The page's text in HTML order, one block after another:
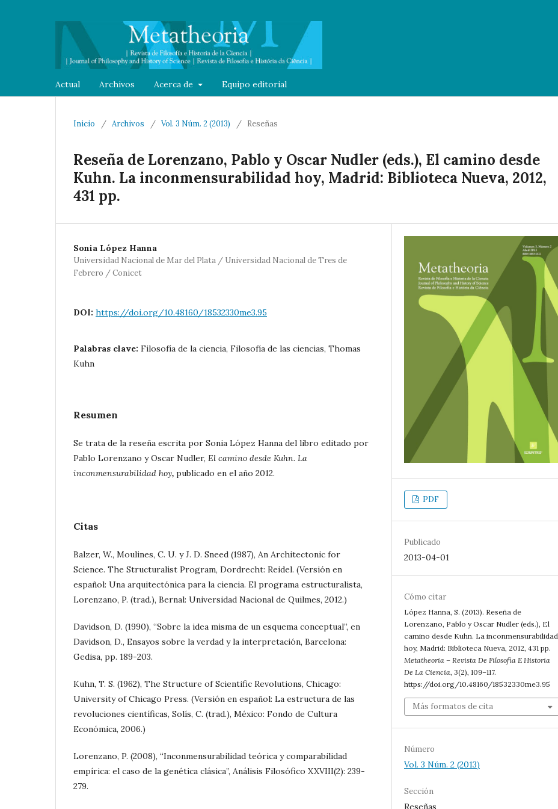
Actual Archivos Acerca de Equipo editorial
Inicio / Archivos / Vol. 3 Núm. 2 (2013) / Reseñas
Reseña de Lorenzano, Pablo y Oscar Nudler (eds.), El camino desde
Kuhn. La inconmensurabilidad hoy, Madrid: Biblioteca Nueva, 2012,
431 pp.
Sonia López Hanna
Universidad Nacional de Mar del Plata / Universidad Nacional de Tres de
Febrero / Conicet
DOI: https://doi.org/10.48160/18532330me3.95
Palabras clave: Filosofía de la ciencia, Filosofía de las ciencias, Thomas
Kuhn
Resumen
Se trata de la reseña escrita por Sonia López Hanna del libro editado por
Pablo Lorenzano y Oscar Nudler, El camino desde Kuhn. La
inconmensurabilidad hoy, publicado en el año 2012.
Citas
Balzer, W., Moulines, C. U. y J. D. Sneed (1987), An Architectonic for
Science. The Structuralist Program, Dordrecht: Reidel. (Versión en
español: Una arquitectónica para la ciencia. El programa estructuralista,
Lorenzano, P. (trad.), Bernal: Universidad Nacional de Quilmes, 2012.)
Davidson, D. (1990), “Sobre la idea misma de un esquema conceptual”, en
Davidson, D., Ensayos sobre la verdad y la interpretación, Barcelona:
Gedisa, pp. 189-203.
Kuhn, T. S. (1962), The Structure of Scientific Revolutions, Chicago:
University of Chicago Press. (Versión en español: La estructura de las
revoluciones científicas, Solís, C. (trad.), México: Fondo de Cultura
Económica, 2006.)
Lorenzano, P. (2008), “Inconmensurabilidad teórica y comparabilidad
empírica: el caso de la genética clásica”, Análisis Filosófico XXVIII(2): 239-
279.
PDF
Publicado
2013-04-01
Cómo citar
López Hanna, S. (2013). Reseña de
Lorenzano, Pablo y Oscar Nudler (eds.), El
camino desde Kuhn. La inconmensurabilidad
hoy, Madrid: Biblioteca Nueva, 2012, 431 pp.
Metatheoria – Revista De Filosofía E Historia
De La Ciencia, 3(2), 109–117.
https://doi.org/10.48160/18532330me3.95
Más formatos de cita
Número
Vol. 3 Núm. 2 (2013)
Sección
Reseñas